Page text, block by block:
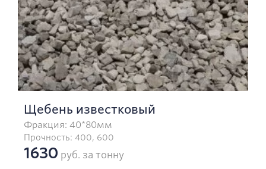
Щебень известковый
Фракция: 40*80мм
Прочность: 400, 600
1630 руб. за тонну